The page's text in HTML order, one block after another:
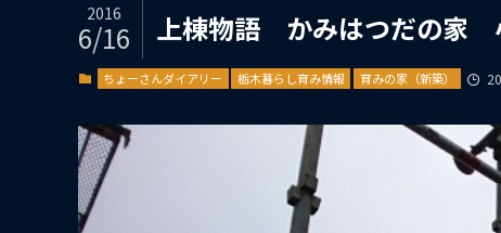
上棟物語 かみはつだの家
2016
6/16
ちょーさんダイアリー 栃木暮らし育み情報 育みの家（新築）